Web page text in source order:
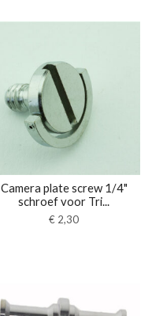
Camera plate screw 1/4"
schroef voor Tri...
€ 2,30